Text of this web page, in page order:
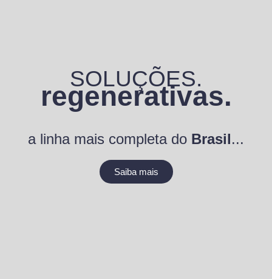
SOLUÇÕES.
regenerativas.
a linha mais completa do Brasil...
Saiba mais